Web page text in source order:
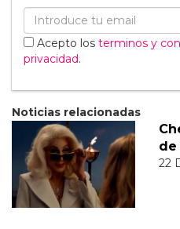
Acepto los terminos y
privacidad.
Noticias relacionadas
de
22